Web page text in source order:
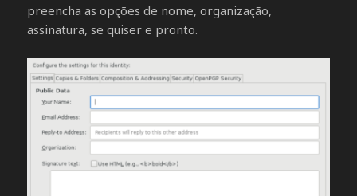
preencha as opções de nome, organização,
assinatura, se quiser e pronto.